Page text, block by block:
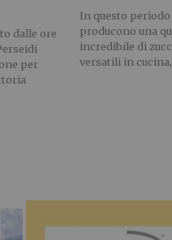
dalle ore
per
In questo
producono una
incredibile di
versatili in cucina,